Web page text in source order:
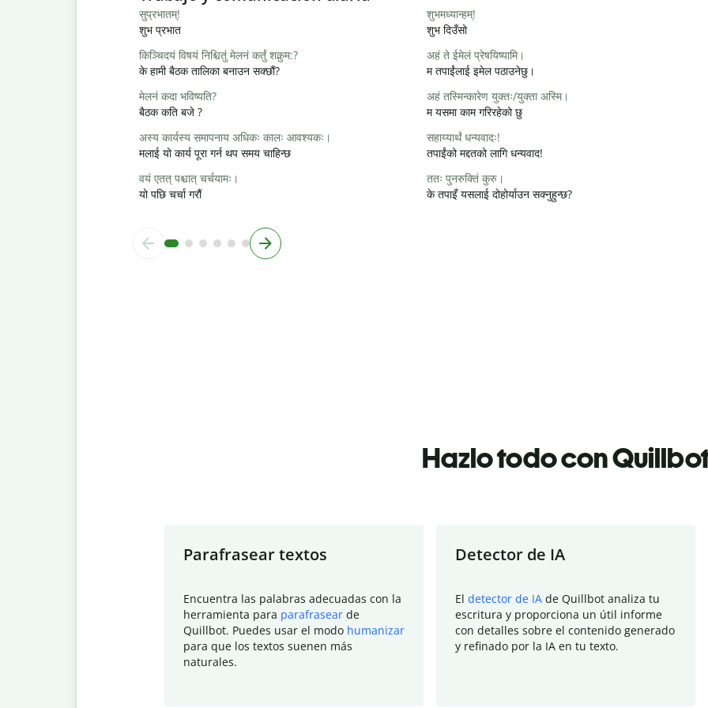
सुप्रभातम्!
शुभ प्रभात
शुभमध्यान्हम्!
शुभ दिउँसो
किञ्चिदयं विषयं निश्चितुं मेलनं कर्तुं शक्नुम:?
के हामी बैठक तालिका बनाउन सक्छौं?
अहं ते ईमेलं प्रेषयिष्यामि।
म तपाईंलाई इमेल पठाउनेछु।
मेलनं कदा भविष्यति?
बैठक कति बजे ?
अहं तस्मिन्कारेण युक्तः/युक्ता अस्मि।
म यसमा काम गरिरहेको छु
अस्य कार्यस्य समापनाय अधिकः कालः आवश्यकः।
मलाई यो कार्य पूरा गर्न थप समय चाहिन्छ
सहाय्यार्थं धन्यवादः!
तपाईंको मद्दतको लागि धन्यवाद!
वयं एतत् पश्चात् चर्चयामः।
यो पछि चर्चा गरौं
ततः पुनरुक्तिं कुरु।
के तपाइँ यसलाई दोहोर्याउन सक्नुहुन्छ?
Hazlo todo con
Parafrasear textos
Encuentra las palabras adecuadas con la
herramienta para parafrasear de
Quillbot. Puedes usar el modo humanizar
para que los textos suenen más
naturales.
Detector de IA
El detector de IA de Quillbot analiza tu
escritura y proporciona un útil informe
con detalles sobre el contenido generado
y refinado por la IA en tu texto.